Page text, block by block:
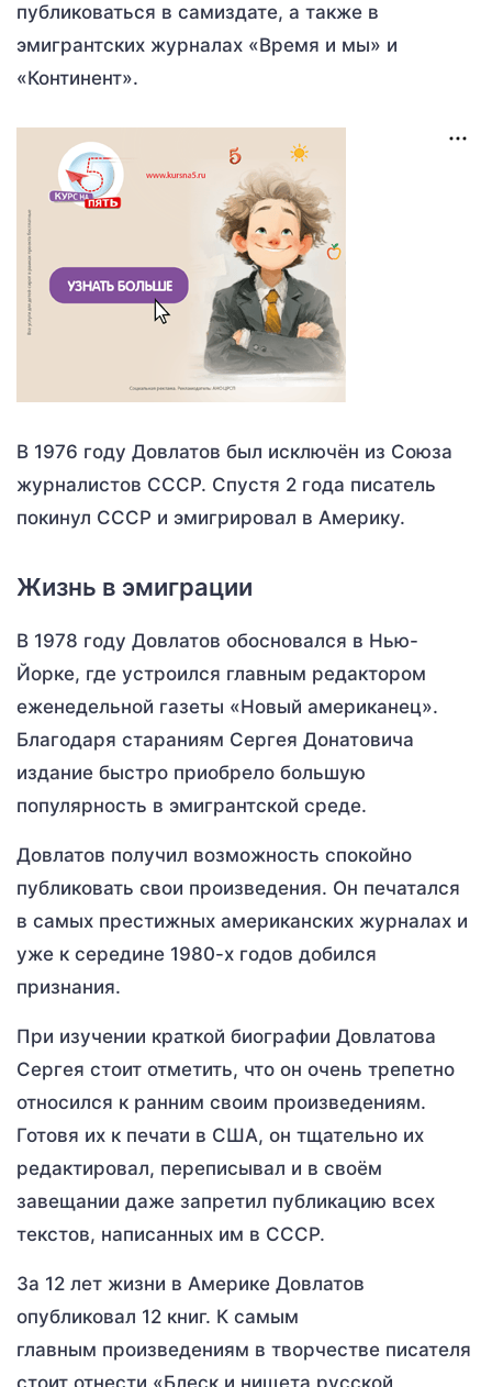
публиковаться в самиздате, а также в
эмигрантских журналах «Время и мы» и
«Континент».
В 1976 году Довлатов был исключён из Союза
журналистов СССР. Спустя 2 года писатель
покинул СССР и эмигрировал в Америку.
Жизнь в эмиграции
В 1978 году Довлатов обосновался в Нью-
Йорке, где устроился главным редактором
еженедельной газеты «Новый американец».
Благодаря стараниям Сергея Донатовича
издание быстро приобрело большую
популярность в эмигрантской среде.
Довлатов получил возможность спокойно
публиковать свои произведения. Он печатался
в самых престижных американских журналах и
уже к середине 1980-х годов добился
признания.
При изучении краткой биографии Довлатова
Сергея стоит отметить, что он очень трепетно
относился к ранним своим произведениям.
Готовя их к печати в США, он тщательно их
редактировал, переписывал и в своём
завещании даже запретил публикацию всех
текстов, написанных им в СССР.
За 12 лет жизни в Америке Довлатов
опубликовал 12 книг. К самым
главным произведениям в творчестве писателя
стоит отнести «Блеск и нищета русской